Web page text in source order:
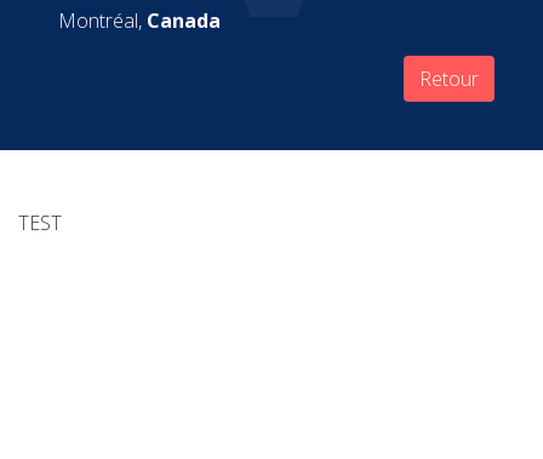
Montréal, Canada
Retour
TEST